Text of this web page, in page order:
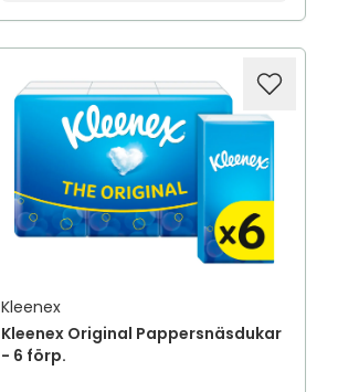
Kleenex
Kleenex Original Pappersnäsdukar
- 6 förp.